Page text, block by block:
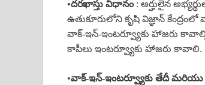
•దరఖాస్తు విధానం: అర్హులైన
ఉతుకూరులోని కృషి విజ్ఞాన్
వాక్-ఇన్-ఇంటర్వ్యూకు హాజరు
కాపీలు ఇంటర్వ్యూకు హాజరు కావాలి.
•వాక్-ఇన్-ఇంటర్వ్యూకు తేదీ